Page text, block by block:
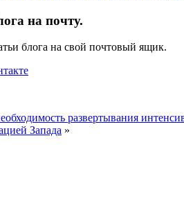
на почту.
блога на свой почтовый ящик.
развертывания
Запада »